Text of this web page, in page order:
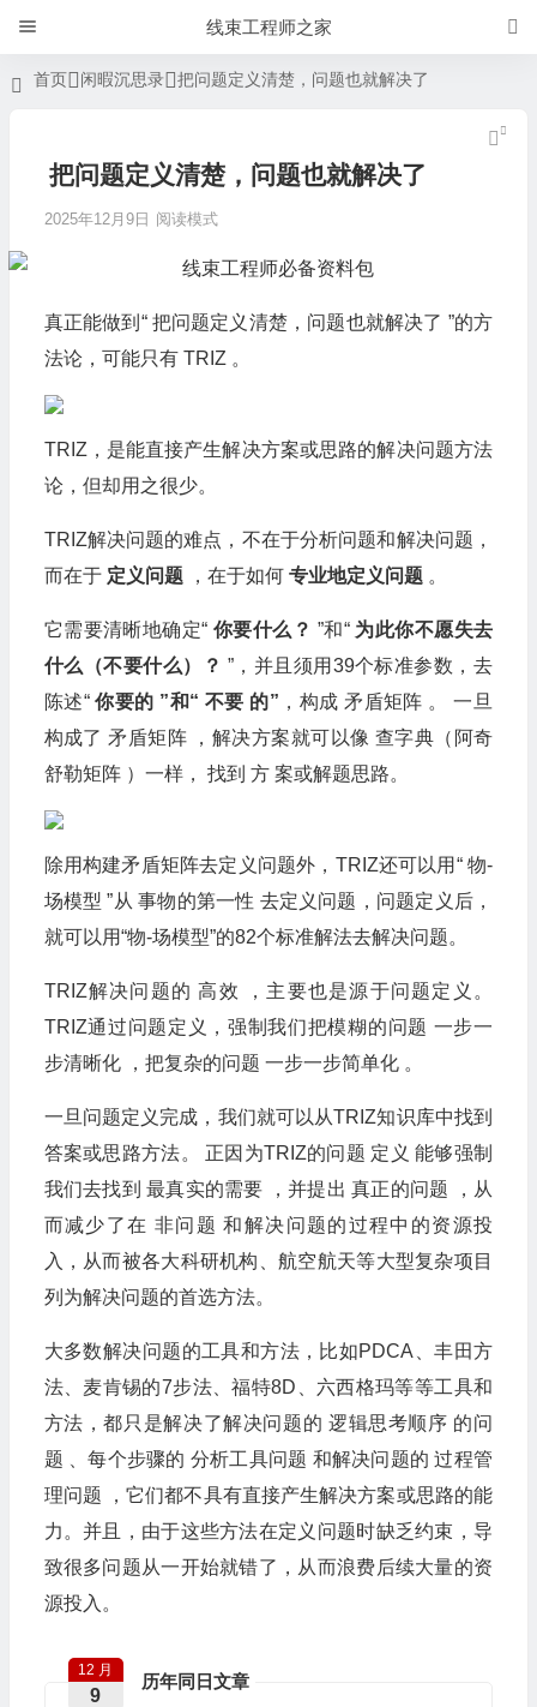
线束工程师之家
首页 闲暇沉思录 把问题定义清楚，问题也就解决了
把问题定义清楚，问题也就解决了
2025年12月9日 阅读模式
真正能做到“ 把问题定义清楚，问题也就解决了 ”的方
法论，可能只有 TRIZ 。
TRIZ，是能直接产生解决方案或思路的解决问题方法
论，但却用之很少。
TRIZ解决问题的难点，不在于分析问题和解决问题，
而在于定义问题，在于如何 专业地定义问题。
它需要清晰地确定“ 你要什么？ ”和“ 为此你不愿失去
什么（不要什么）？ ”，并且须用39个标准参数，去
陈述“你要的 ”和“ 不要 的” ，构成 矛盾矩阵 。 一旦
构成了 矛盾矩阵 ，解决方案就可以像 查字典（阿奇
舒勒矩阵 ）一样， 找到 方 案或解题思路。
除用构建矛盾矩阵去定义问题外，TRIZ还可以用“ 物-
场模型 ”从 事物的第一性 去定义问题，问题定义后，
就可以用“物-场模型”的82个标准解法去解决问题。
TRIZ解决问题的 高效 ，主要也是源于问题定义。
TRIZ通过问题定义，强制我们把模糊的问题 一步一
步清晰化 ，把复杂的问题 一步一步简单化 。
一旦问题定义完成，我们就可以从TRIZ知识库中找到
答案或思路方法。 正因为TRIZ的问题 定义 能够强制
我们去找到 最真实的需要 ，并提出 真正的问题 ，从
而减少了在 非问题 和解决问题的过程中的资源投
入，从而被各大科研机构、航空航天等大型复杂项目
列为解决问题的首选方法。
大多数解决问题的工具和方法，比如PDCA、丰田方
法、麦肯锡的7步法、福特8D、六西格玛等等工具和
方法，都只是解决了解决问题的 逻辑思考顺序 的问
题 、每个步骤的 分析工具问题 和解决问题的 过程管
理问题 ，它们都不具有直接产生解决方案或思路的能
力。并且，由于这些方法在定义问题时缺乏约束，导
致很多问题从一开始就错了，从而浪费后续大量的资
源投入。
历年同日文章
12 月
9